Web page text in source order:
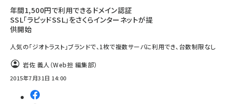
年間1,500円で利用できるドメイン認証
SSL「ラピッドSSL」をさくらインターネットが提
供開始
人気の「ジオトラスト」ブランドで、1枚で複数サーバに利用でき、台数制限なし
岩佐 義人（Web担 編集部）
2015年7月31日 14:00